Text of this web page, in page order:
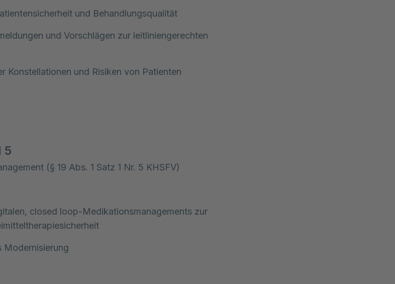
und Behandlungsqualität
und Vorschlägen zur leitliniengerechten
Konstellationen und Risiken von Patienten
5
(§ 19 Abs. 1 Satz 1 Nr. 5 KHSFV)
closed loop-Medikationsmanagements zur
Modernisierung